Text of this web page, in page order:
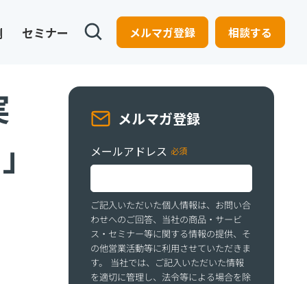
セミナー メルマガ登録 相談する
メルマガ登録
メールアドレス
ご記入いただいた個人情報は、お問い合
わせへのご回答、当社の商品・サービ
ス・セミナー等に関する情報の提供、そ
の他営業活動等に利用させていただきま
す。 当社では、ご記入いただいた情報
を適切に管理し、法令等による場合を除